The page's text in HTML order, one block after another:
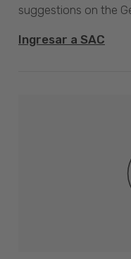
suggestions on the
Ingresar a SAC